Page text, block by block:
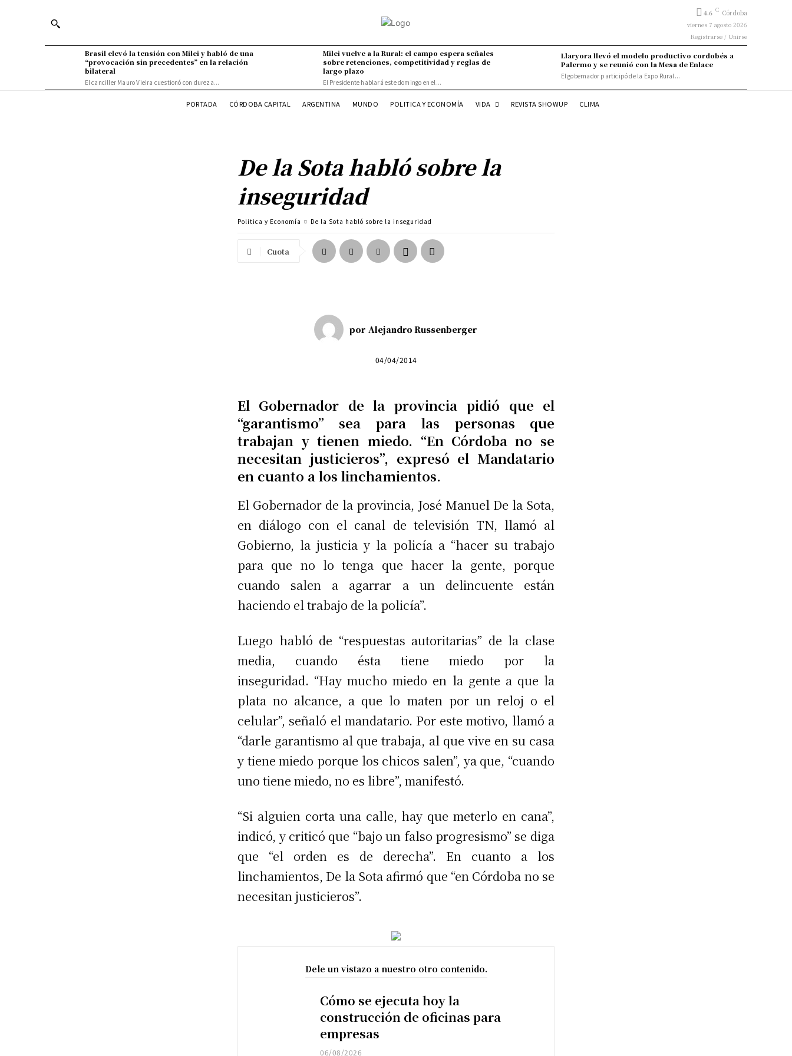
4.6 C Córdoba
viernes 7 agosto 2026
Registrarse / Unirse
Brasil elevó la tensión con Milei y habló de una
“provocación sin precedentes” en la relación
bilateral
El canciller Mauro Vieira cuestionó con dureza...
Milei vuelve a la Rural: el campo espera señales
sobre retenciones, competitividad y reglas de
largo plazo
El Presidente hablará este domingo en el...
Llaryora llevó el modelo productivo cordobés a
Palermo y se reunió con la Mesa de Enlace
El gobernador participó de la Expo Rural...
PORTADA CÓRDOBA CAPITAL ARGENTINA MUNDO POLITICA Y ECONOMÍA VIDA REVISTA SHOWUP CLIMA
De la Sota habló sobre la
inseguridad
Politica y Economía De la Sota habló sobre la inseguridad
Cuota
por Alejandro Russenberger
04/04/2014
El Gobernador de la provincia pidió que el
“garantismo” sea para las personas que
trabajan y tienen miedo. “En Córdoba no se
necesitan justicieros”, expresó el Mandatario
en cuanto a los linchamientos.
El Gobernador de la provincia, José Manuel De la Sota,
en diálogo con el canal de televisión TN, llamó al
Gobierno, la justicia y la policía a “hacer su trabajo
para que no lo tenga que hacer la gente, porque
cuando salen a agarrar a un delincuente están
haciendo el trabajo de la policía”.
Luego habló de “respuestas autoritarias” de la clase
media, cuando ésta tiene miedo por la
inseguridad. “Hay mucho miedo en la gente a que la
plata no alcance, a que lo maten por un reloj o el
celular”, señaló el mandatario. Por este motivo, llamó a
“darle garantismo al que trabaja, al que vive en su casa
y tiene miedo porque los chicos salen”, ya que, “cuando
uno tiene miedo, no es libre”, manifestó.
“Si alguien corta una calle, hay que meterlo en cana”,
indicó, y criticó que “bajo un falso progresismo” se diga
que “el orden es de derecha”. En cuanto a los
linchamientos, De la Sota afirmó que “en Córdoba no se
necesitan justicieros”.
Dele un vistazo a nuestro otro contenido.
Cómo se ejecuta hoy la
construcción de oficinas para
empresas
06/08/2026